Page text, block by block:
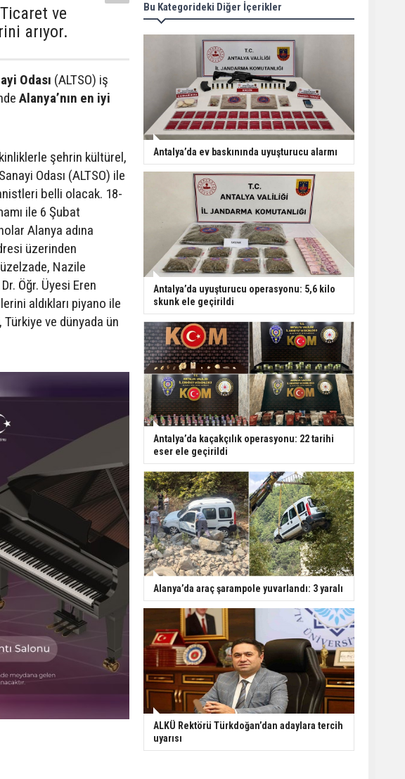
ve
arıyor.
Odası (ALTSO) iş
Alanya’nın en iyi
şehrin kültürel,
Odası (ALTSO) ile
belli olacak. 18-
ile 6 Şubat
Alanya adına
üzerinden
Nazile
Öğr. Üyesi Eren
aldıkları piyano ile
ve dünyada ün
Gazipaşa’da gürültü
terörü: 305 bin liralık
ceza
Serik'te Yangın Seralara
ve Mezarlığa Sıçradı
Serik'te Orman Yangını!
İlk Müdahale
Vatandaşlardan
Manavgat'ta Anne ve
Kızına Otomobil Çarptı
Finike açıklarında 50
buluştu
Bu Kategorideki Diğer İçerikler
Antalya’da ev baskınında uyuşturucu alarmı
Antalya’da uyuşturucu operasyonu: 5,6 kilo
skunk ele geçirildi
Antalya’da kaçakçılık operasyonu: 22 tarihi
eser ele geçirildi
Alanya’da araç şarampole yuvarlandı: 3 yaralı
ALKÜ Rektörü Türkdoğan’dan adaylara tercih
uyarısı